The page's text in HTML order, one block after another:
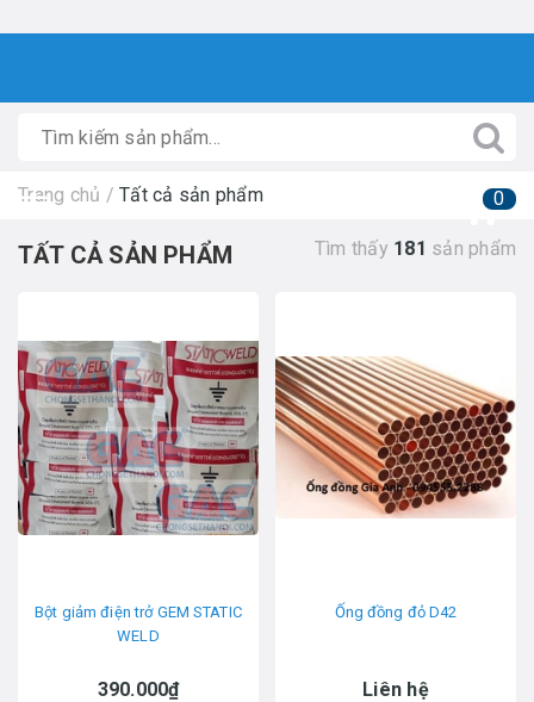
0
Trang chủ / Tất cả sản phẩm
TẤT CẢ SẢN PHẨM Tìm thấy 181 sản phẩm
Bột giảm điện trở GEM STATIC
WELD
390.000₫
Ống đồng đỏ D42
Liên hệ